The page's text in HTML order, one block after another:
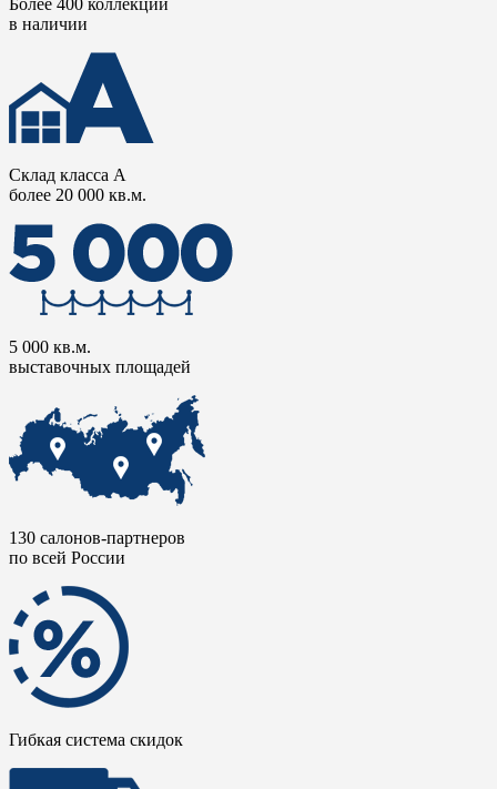
Более 400 коллекций
в наличии
Склад класса А
более 20 000 кв.м.
5 000 кв.м.
выставочных площадей
130 салонов-партнеров
по всей России
Гибкая система скидок